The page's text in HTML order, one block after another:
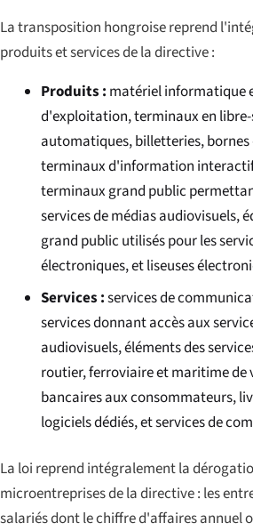
La transposition hongroise reprend
produits et services de la directive :
Produits : matériel informatique
d'exploitation, terminaux en
automatiques, billetteries,
terminaux d'information
terminaux grand public
services de médias audiovisuels,
grand public utilisés pour les
électroniques, et liseuses
Services :services de
services donnant accès aux
audiovisuels, éléments des
routier, ferroviaire et maritime de
bancaires aux consommateurs,
logiciels dédiés, et services de
La loi reprend intégralement la
microentreprises de la directive : les
salariés dont le chiffre d'affaires annuel